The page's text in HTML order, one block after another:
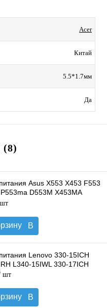
Acer
Китай
5.5*1.7мм
Да
Asus X553 X453 F553
D553M X453MA
В
Lenovo 330-15ICH
L340-15IWL 330-17ICH
шт
В